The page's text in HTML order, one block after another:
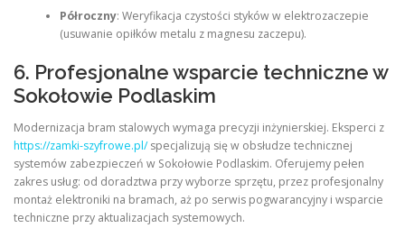
Półroczny: Weryfikacja czystości styków w elektrozaczepie
(usuwanie opiłków metalu z magnesu zaczepu).
6. Profesjonalne wsparcie techniczne w
Sokołowie Podlaskim
Modernizacja bram stalowych wymaga precyzji inżynierskiej. Eksperci z
https://zamki-szyfrowe.pl/specjalizują się w obsłudze technicznej
systemów zabezpieczeń w Sokołowie Podlaskim. Oferujemy pełen
zakres usług: od doradztwa przy wyborze sprzętu, przez profesjonalny
montaż elektroniki na bramach, aż po serwis pogwarancyjny i wsparcie
techniczne przy aktualizacjach systemowych.